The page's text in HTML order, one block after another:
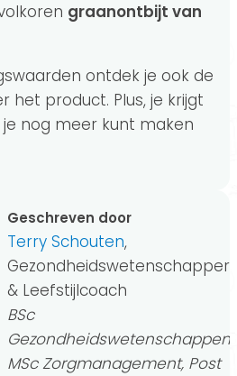
graanontbijt van
ontdek je ook de
het product. Plus, je krijgt
nog meer kunt maken
Geschreven door
Terry Schouten,
Gezondheidswetenschapper
& Leefstijlcoach
BSc
Gezondheidswetenschappen,
MSc Zorgmanagement, Post